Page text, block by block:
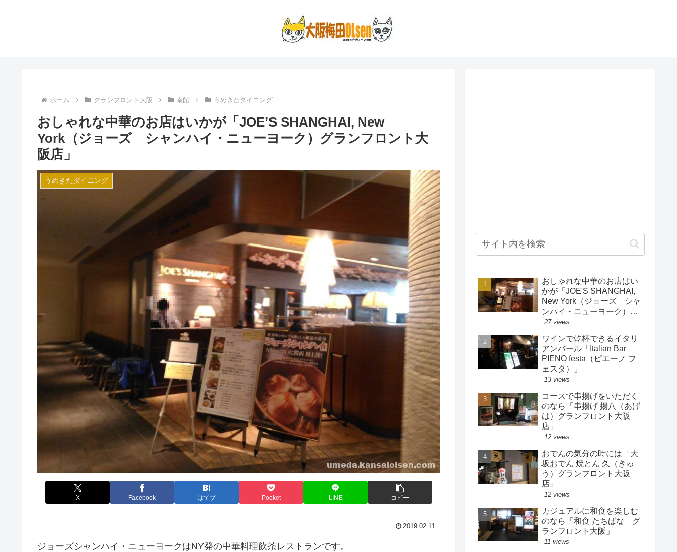
ホーム グランフロント大阪 南館 うめきたダイニング
おしゃれな中華のお店はいかが「JOE’S SHANGHAI, New
York（ジョーズ シャンハイ・ニューヨーク）グランフロント大
阪店」
うめきたダイニング
X Facebook はてブ Pocket LINE コピー
2019.02.11
ジョーズシャンハイ・ニューヨークはNY発の中華料理飲茶レストランです。
おしゃれな中華のお店はい
かが「JOE'S SHANGHAI,
New York（ジョーズ シャ
ンハイ・ニューヨーク）グ
ランフロント大阪店」
27 views
ワインで乾杯できるイタリ
アンバール「Italian Bar
PIENO festa（ピエーノ フ
ェスタ）」
13 views
コースで串揚げをいただく
のなら「串揚げ 揚八（あげ
は）グランフロント大阪
店」
12 views
おでんの気分の時には「大
坂おでん 焼とん 久（きゅ
う）グランフロント大阪
店」
12 views
カジュアルに和食を楽しむ
のなら「和食 たちばな グ
ランフロント大阪」
11 views